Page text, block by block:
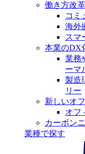
働き方改
コミ
海外
スマ
本業のDX
業務
ーマ
製造
リー
新しいオ
オフ
カーボン
業種で探す